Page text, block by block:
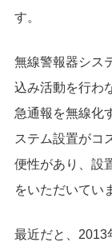
す。
無線警報器シス
込み活動を行わ
急通報を無線化
ステム設置がコ
便性があり、設
をいただいてい
最近だと、2013